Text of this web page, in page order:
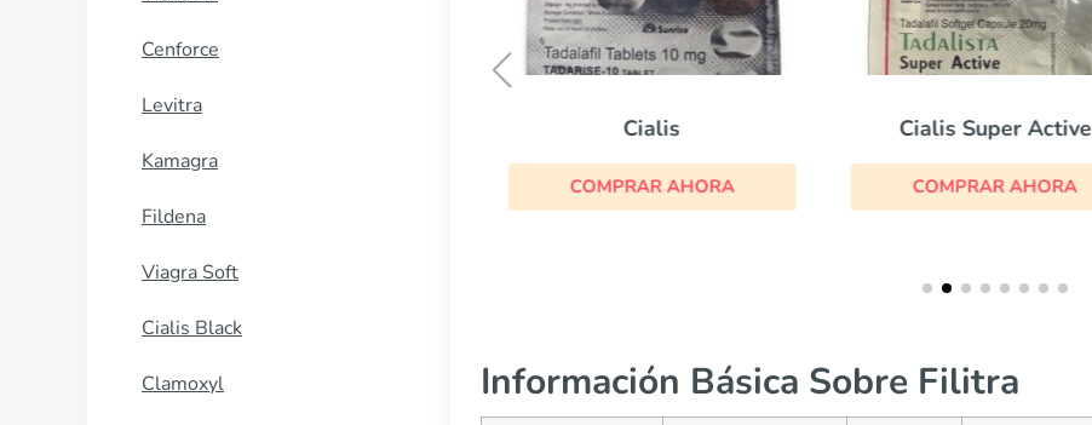
Cenforce
Levitra
Kamagra
Fildena
Viagra Soft
Cialis Black
Clamoxyl
Cialis
COMPRAR AHORA
Cialis Super Active
COMPRAR AHORA
Información Básica Sobre Filitra